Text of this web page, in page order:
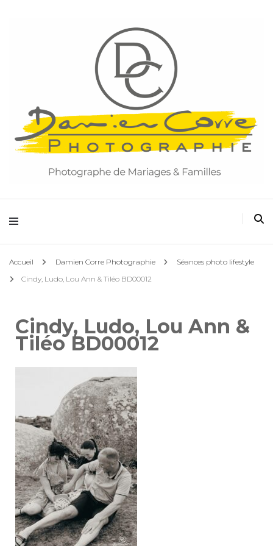
Accueil Damien Corre Photographie
Séances photo lifestyle
Cindy, Ludo, Lou Ann & Tiléo BD00012
Cindy, Ludo, Lou Ann &
Tiléo BD00012